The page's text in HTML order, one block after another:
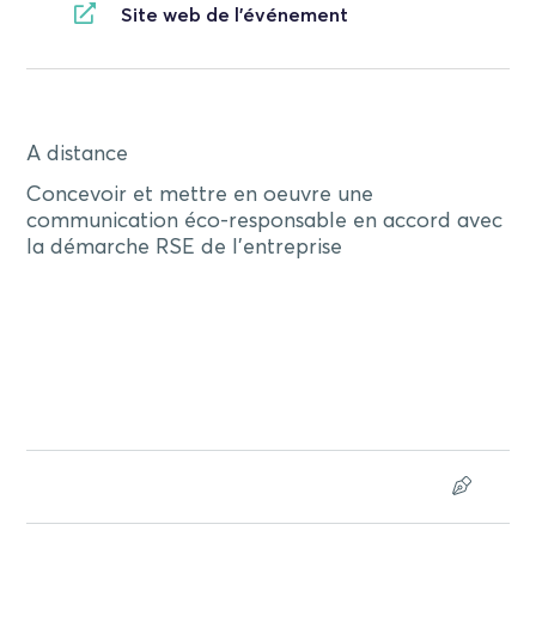
Site web de l'événement
A distance
Concevoir et mettre en oeuvre une
communication éco-responsable en accord avec
la démarche RSE de l’entreprise